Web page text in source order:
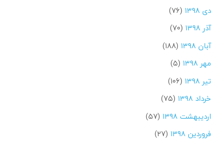
دی ۱۳۹۸
(۷۶)
آذر ۱۳۹۸
(۷۰)
آبان ۱۳۹۸
(۱۸۸)
مهر ۱۳۹۸
(۵)
تیر ۱۳۹۸
(۱۰۶)
خرداد ۱۳۹۸
(۷۵)
اردیبهشت ۱۳۹۸
(۵۷)
فروردین ۱۳۹۸
(۲۷)